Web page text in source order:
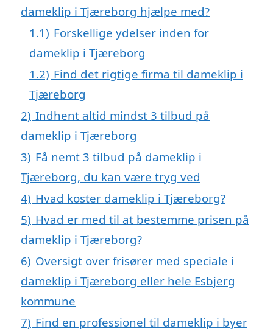
dameklip i Tjæreborg hjælpe med?
1.1) Forskellige ydelser inden for
dameklip i Tjæreborg
1.2) Find det rigtige firma til dameklip i
Tjæreborg
2) Indhent altid mindst 3 tilbud på
dameklip i Tjæreborg
3) Få nemt 3 tilbud på dameklip i
Tjæreborg, du kan være tryg ved
4) Hvad koster dameklip i Tjæreborg?
5) Hvad er med til at bestemme prisen på
dameklip i Tjæreborg?
6) Oversigt over frisører med speciale i
dameklip i Tjæreborg eller hele Esbjerg
kommune
7) Find en professionel til dameklip i byer